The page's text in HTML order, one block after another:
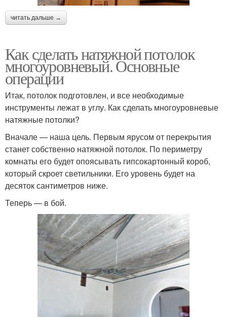
читать дальше →
Как сделать натяжной потолок
многоуровневый. Основные
операции
Итак, потолок подготовлен, и все необходимые
инструменты лежат в углу. Как сделать многоуровневые
натяжные потолки?
Вначале — наша цель. Первым ярусом от перекрытия
станет собственно натяжной потолок. По периметру
комнаты его будет опоясывать гипсокартонный короб,
который скроет светильники. Его уровень будет на
десяток сантиметров ниже.
Теперь — в бой.